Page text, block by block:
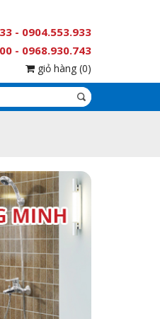
- 0904.553.933
- 0968.930.743
giỏ hàng (0)